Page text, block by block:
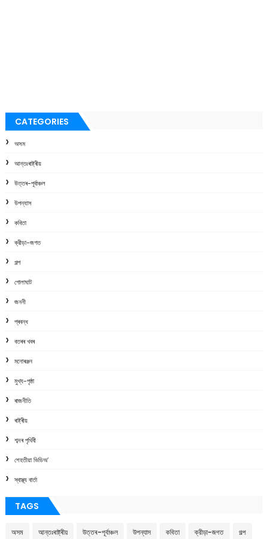
CATEGORIES
অসম
আন্তঃৰাষ্ট্ৰীয়
উত্তৰ-পূৰ্বাঞ্চল
উপন্যাস
কবিতা
ক্রীড়া-জগত
গল্প
গোলাঘাট
জননী
প্ৰবন্ধ
বতৰৰ খবৰ
মনোৰঞ্জন
মুখ্য-পৃষ্ঠা
ৰাজনীতি
ৰাষ্ট্ৰীয়
শব্দৰ পৃথিবী
শেহতীয়া ভিডিঅ’
স্বাস্থ্য বাৰ্তা
TAGS
অসম আন্তঃৰাষ্ট্ৰীয় উত্তৰ-পূৰ্বাঞ্চল উপন্যাস কবিতা ক্রীড়া-জগত গল্প